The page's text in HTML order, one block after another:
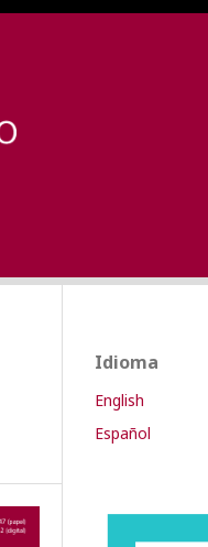
Idioma
English
Español